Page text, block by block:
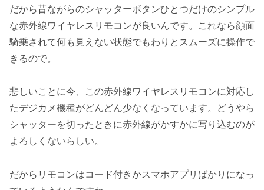
だから昔ながらのシャッターボタンひとつだけのシンプル
な赤外線ワイヤレスリモコンが良いんです。これなら顔面
騎乗されて何も見えない状態でもわりとスムーズに操作で
きるので。
悲しいことに今、この赤外線ワイヤレスリモコンに対応し
たデジカメ機種がどんどん少なくなっています。どうやら
シャッターを切ったときに赤外線がかすかに写り込むのが
よろしくないらしい。
だからリモコンはコード付きかスマホアプリばかりになっ